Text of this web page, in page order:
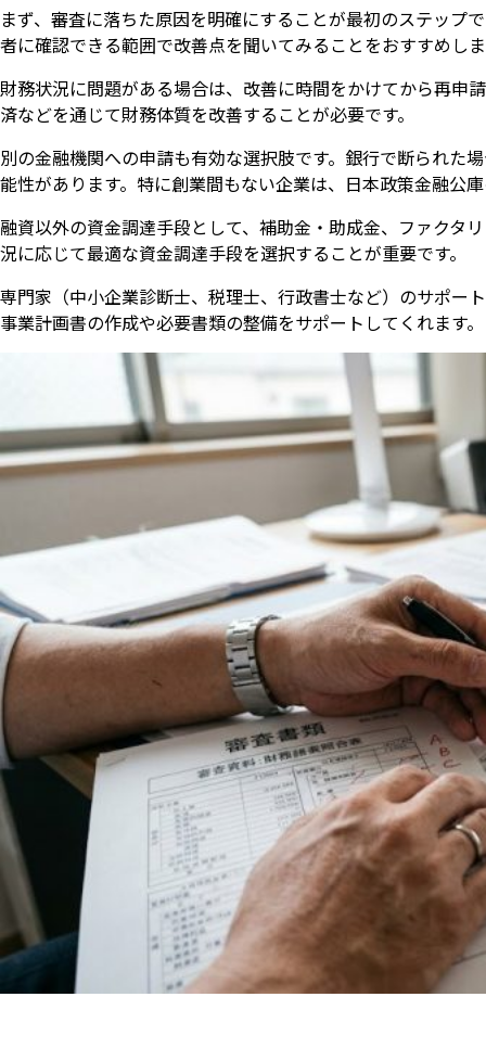
まず、審査に落ちた原因を明確にすることが最初のステップ
者に確認できる範囲で改善点を聞いてみることをおすすめし
財務状況に問題がある場合は、改善に時間をかけてから再申
済などを通じて財務体質を改善することが必要です。
別の金融機関への申請も有効な選択肢です。銀行で断られた
能性があります。特に創業間もない企業は、日本政策金融公
融資以外の資金調達手段として、補助金・助成金、ファクタ
況に応じて最適な資金調達手段を選択することが重要です。
専門家（中小企業診断士、税理士、行政書士など）のサポー
事業計画書の作成や必要書類の整備をサポートしてくれます。